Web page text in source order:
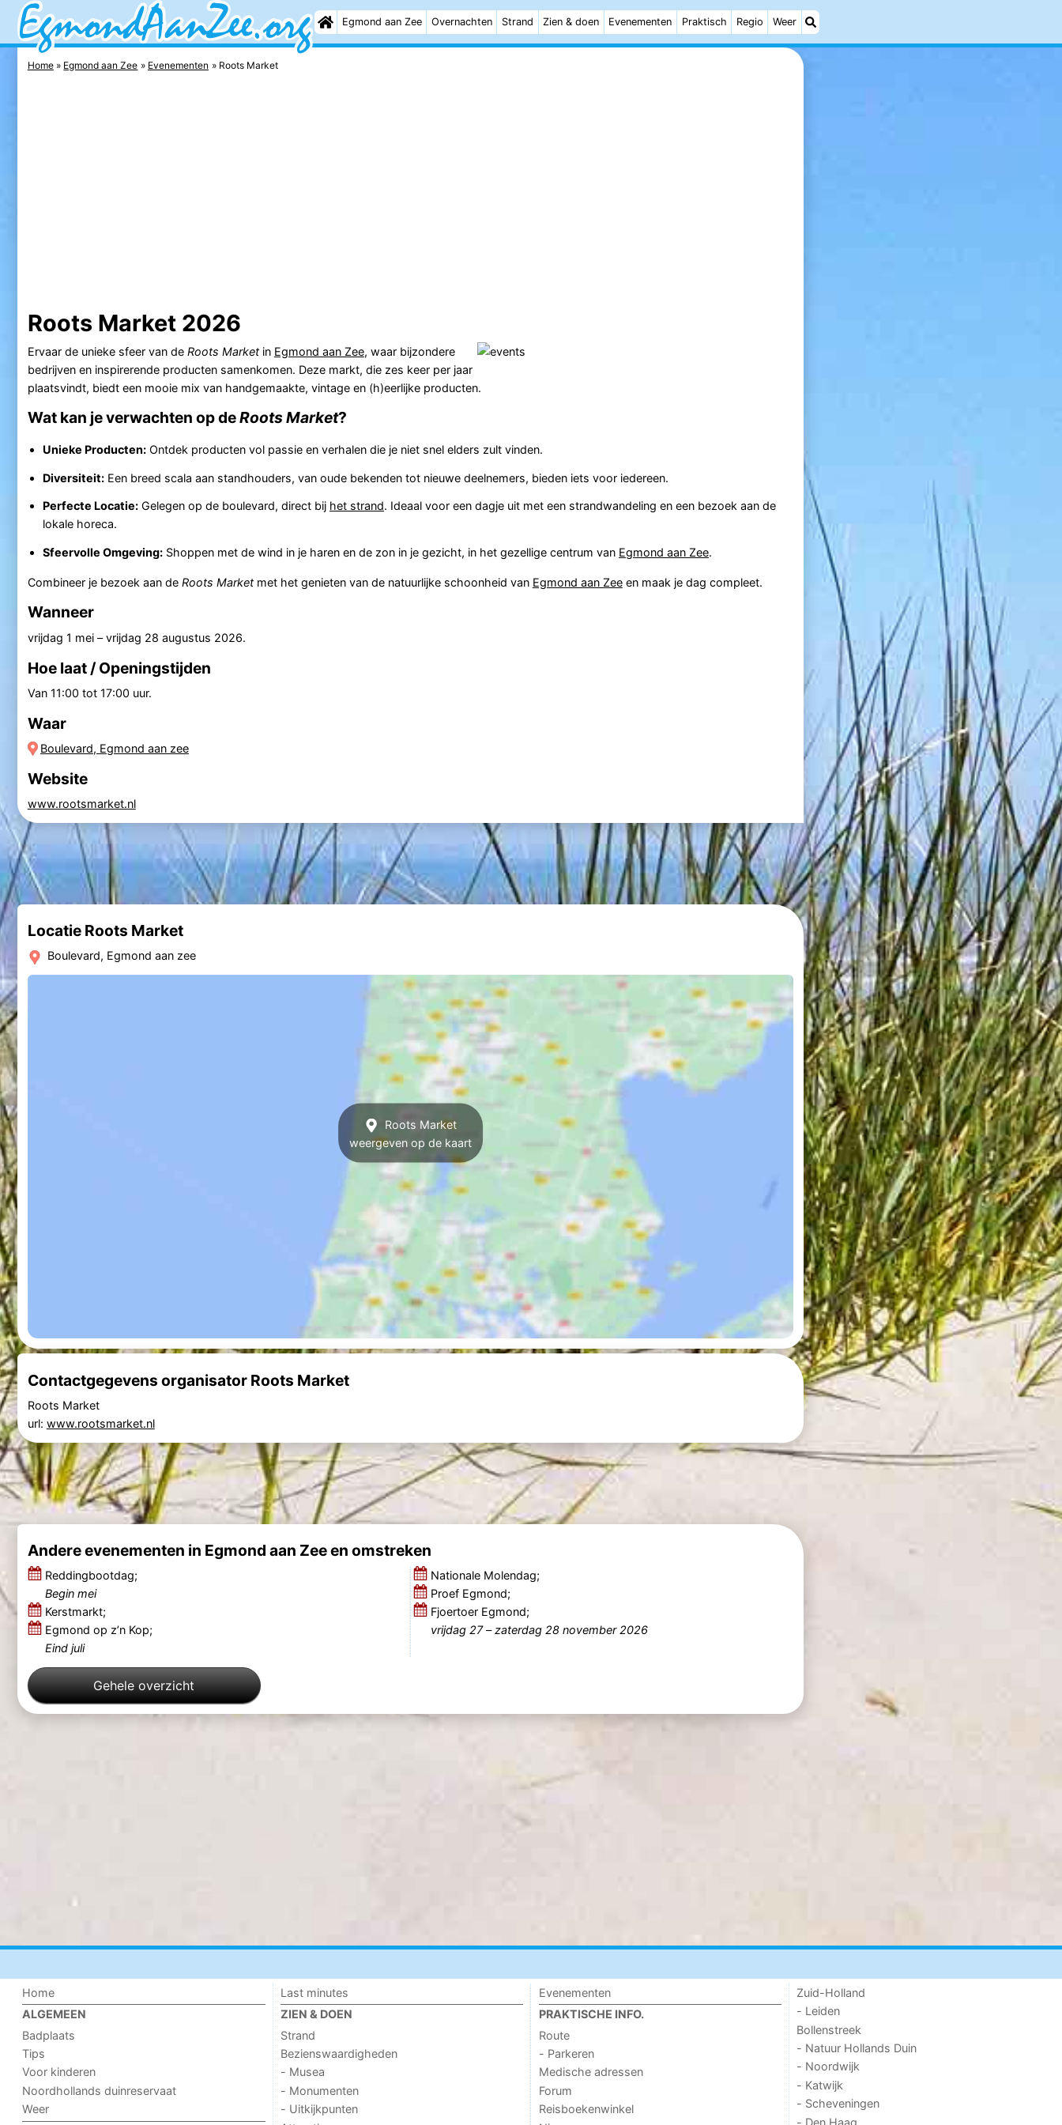
Egmond aan Zee Overnachten Strand Zien & doen Evenementen Praktisch Regio Weer
Home Egmond aan Zee Evenementen Roots Market
Roots Market 2026
Ervaar de unieke sfeer van de Roots Marketin Egmond aan Zee, waar bijzondere
bedrijven en inspirerende producten samenkomen. Deze markt, die zes keer per jaar
plaatsvindt, biedt een mooie mix van handgemaakte, vintage en (h)eerlijke producten.
Wat kan je verwachten op deRoots Market?
Unieke Producten:Ontdek producten vol passie en verhalen die je niet snel elders zult vinden.
Diversiteit:Een breed scala aan standhouders, van oude bekenden tot nieuwe deelnemers, bieden iets voor iedereen.
Perfecte Locatie:Gelegen op de boulevard, direct bij het strand. Ideaal voor een dagje uit met een strandwandeling en een bezoek aan de
lokale horeca.
Sfeervolle Omgeving:Shoppen met de wind in je haren en de zon in je gezicht, in het gezellige centrum van Egmond aan Zee.
Combineer je bezoek aan de Roots Marketmet het genieten van de natuurlijke schoonheid van Egmond aan Zeeen maak je dag compleet.
Wanneer
vrijdag 1 mei–vrijdag 28 augustus 2026.
Hoe laat / Openingstijden
Van 11:00 tot 17:00 uur.
Waar
Boulevard, Egmond aan zee
Website
www.rootsmarket.nl
Locatie Roots Market
Boulevard, Egmond aan zee
Roots Market
weergeven op de kaart
Contactgegevens organisator Roots Market
Roots Market
url: www.rootsmarket.nl
Andere evenementen in Egmond aan Zee en omstreken
Reddingbootdag;
Begin mei
Kerstmarkt;
Egmond op z’n Kop;
Eind juli
Nationale Molendag;
Proef Egmond;
Fjoertoer Egmond;
vrijdag 27–zaterdag 28 november 2026
Gehele overzicht
Home
ALGEMEEN
Badplaats
Tips
Voor kinderen
Noordhollands duinreservaat
Weer
Last minutes
ZIEN & DOEN
Strand
Bezienswaardigheden
- Musea
- Monumenten
- Uitkijkpunten
Evenementen
PRAKTISCHE INFO.
Route
- Parkeren
Medische adressen
Forum
Reisboekenwinkel
Zuid-Holland
- Leiden
Bollenstreek
- Natuur Hollands Duin
- Noordwijk
- Katwijk
- Scheveningen
- Den Haag